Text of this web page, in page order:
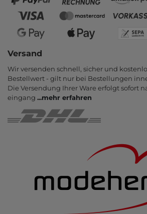
Versand
Wir versenden schnell, sicher und
Bestell­wert - gilt nur bei Bestel­lungen
Die Ver­sendung Ihrer Ware er­folgt sofort
eingang ...mehr erfahren